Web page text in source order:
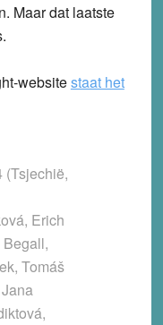
Maar dat laatste
websitestaat het
(Tsjechië,
Erich
Tomáš